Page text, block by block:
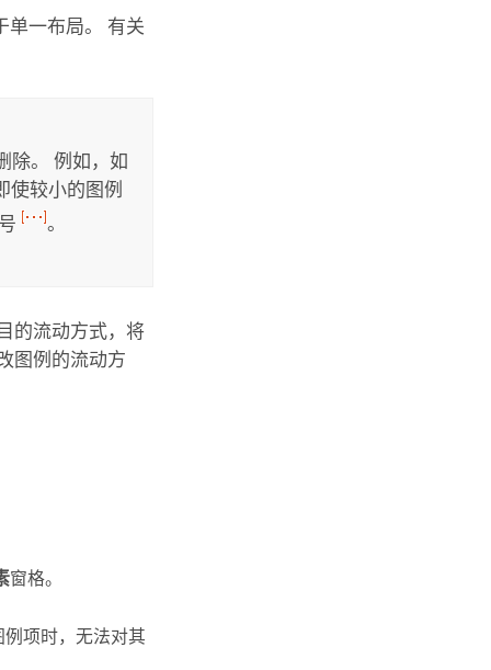
单一布局。 有关
除。 例如，如
使较小的图例
。
的流动方式，将
图例的流动方
窗格。
项时，无法对其